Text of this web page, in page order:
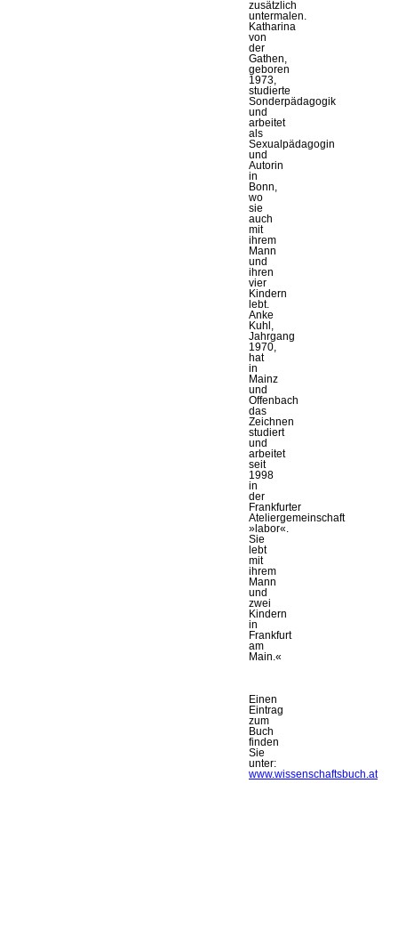
zusätzlich
untermalen.
Katharina
von
der
Gathen,
geboren
1973,
studierte
Sonderpädagogik
und
arbeitet
als
Sexualpädagogin
und
Autorin
in
Bonn,
wo
sie
auch
mit
ihrem
Mann
und
ihren
vier
Kindern
lebt.
Anke
Kuhl,
Jahrgang
1970,
hat
in
Mainz
und
Offenbach
das
Zeichnen
studiert
und
arbeitet
seit
1998
in
der
Frankfurter
Ateliergemeinschaft
»labor«.
Sie
lebt
mit
ihrem
Mann
und
zwei
Kindern
in
Frankfurt
am
Main.«
Einen
Eintrag
zum
Buch
finden
Sie
unter:
www.wissenschaftsbuch.at